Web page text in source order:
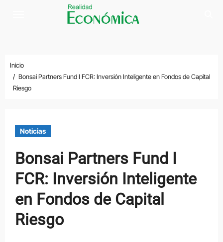
Inicio
Bonsai Partners Fund I FCR: Inversión Inteligente en Fondos de Capital
Riesgo
Noticias
Bonsai Partners Fund I
FCR: Inversión Inteligente
en Fondos de Capital
Riesgo